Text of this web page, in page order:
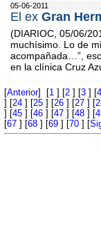
05-06-2011
El ex Gran
(DIARIOC, 05/06/
muchísimo. Lo de
acompañada…”,
en la clínica Cruz
[Anterior] [1 ] [2 ] [3 ] [4
] [24 ] [25 ] [26 ] [27 ] [
] [45 ] [46 ] [47 ] [48 ] [
[67 ] [68 ] [69 ] [70 ] [